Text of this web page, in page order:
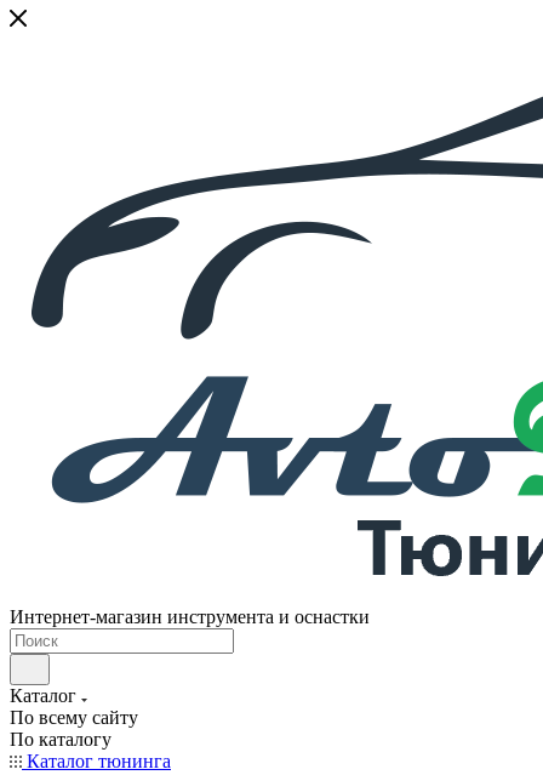
Интернет-магазин инструмента и оснастки
Каталог
По всему сайту
По каталогу
Каталог тюнинга